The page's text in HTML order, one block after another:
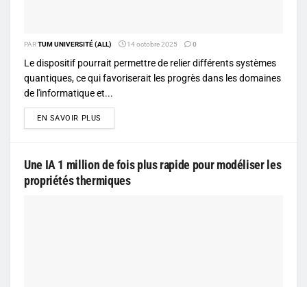
PARTUM UNIVERSITÉ (ALL) 14 octobre 2025 0
Le dispositif pourrait permettre de relier différents systèmes
quantiques, ce qui favoriserait les progrès dans les domaines
de l'informatique et...
EN SAVOIR PLUS
Une IA 1 million de fois plus rapide pour modéliser les
propriétés thermiques